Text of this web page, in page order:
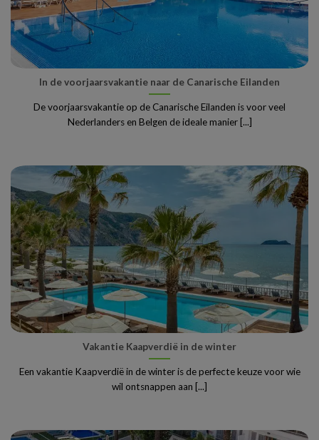
In de voorjaarsvakantie naar de Canarische Eilanden
De voorjaarsvakantie op de Canarische Eilanden is voor veel
Nederlanders en Belgen de ideale manier [...]
Vakantie Kaapverdië in de winter
Een vakantie Kaapverdië in de winter is de perfecte keuze voor wie
wil ontsnappen aan [...]